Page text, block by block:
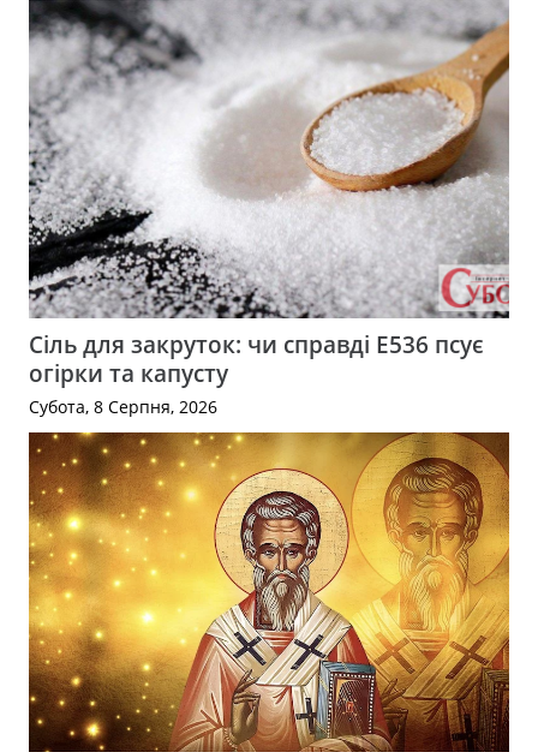
Сіль для закруток: чи справді Е536 псує
огірки та капусту
Субота, 8 Серпня, 2026